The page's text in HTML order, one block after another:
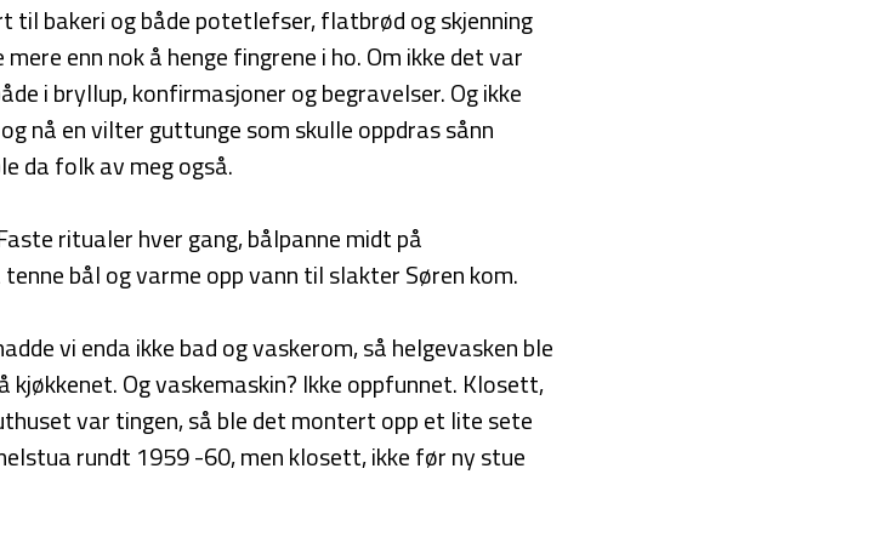
til bakeri og både potetlefser, flatbrød og skjenning
enn nok å henge fingrene i ho. Om ikke det var
i bryllup, konfirmasjoner og begravelser. Og ikke
nå en vilter guttunge som skulle oppdras sånn
da folk av meg også.
ritualer hver gang, bålpanne midt på
bål og varme opp vann til slakter Søren kom.
vi enda ikke bad og vaskerom, så helgevasken ble
Og vaskemaskin? Ikke oppfunnet. Klosett,
var tingen, så ble det montert opp et lite sete
rundt 1959 -60, men klosett, ikke før ny stue